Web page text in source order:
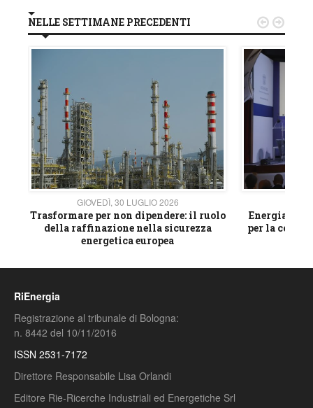
NELLE SETTIMANE PRECEDENTI
GIOVEDÌ, 30 LUGLIO 2026
Trasformare per non dipendere: il ruolo
della raffinazione nella sicurezza
energetica europea
Energia e
per la
 
RiEnergia
Registrazione al tribunale di Bologna:
n. 8442 del 10/11/2016
ISSN 2531-7172
Direttore Responsabile Lisa Orlandi
Editore Rie-Ricerche Industriali ed Energetiche Srl